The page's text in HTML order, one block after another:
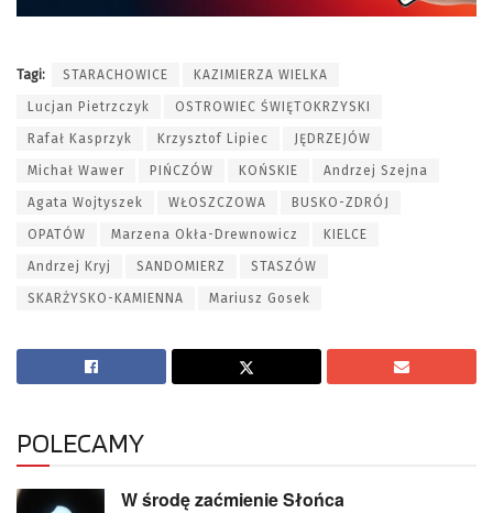
Tagi: STARACHOWICE KAZIMIERZA WIELKA
Lucjan Pietrzczyk OSTROWIEC ŚWIĘTOKRZYSKI
Rafał Kasprzyk Krzysztof Lipiec JĘDRZEJÓW
Michał Wawer PIŃCZÓW KOŃSKIE Andrzej Szejna
Agata Wojtyszek WŁOSZCZOWA BUSKO-ZDRÓJ
OPATÓW Marzena Okła-Drewnowicz KIELCE
Andrzej Kryj SANDOMIERZ STASZÓW
SKARŻYSKO-KAMIENNA Mariusz Gosek
POLECAMY
W środę zaćmienie Słońca